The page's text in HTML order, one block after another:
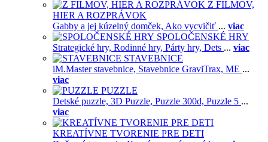
Z FILMOV,
HIER A ROZPRÁVOK
Gabby a jej kúzelný domček, Ako vycvičiť ... viac
SPOLOČENSKÉ HRY
Strategické hry, Rodinné hry, Párty hry, Dets ... viac
STAVEBNICE
iM.Master stavebnice, Stavebnice GraviTrax, ME ...
viac
PUZZLE
Detské puzzle, 3D Puzzle, Puzzle 300d, Puzzle 5 ...
viac
KREATÍVNE TVORENIE PRE DETI